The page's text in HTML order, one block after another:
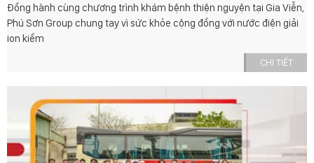
Đồng hành cùng chương trình khám bệnh thiện nguyện tại Gia Viễn,
Phú Sơn Group chung tay vì sức khỏe cộng đồng với nước điện giải
ion kiềm
CHI TIẾT